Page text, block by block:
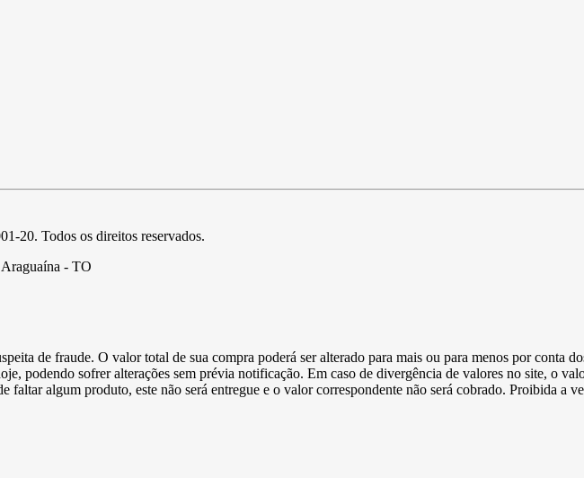
20. Todos os direitos reservados.
- TO
de fraude. O valor total de sua compra poderá ser alterado para mais ou para menos por conta
podendo sofrer alterações sem prévia notificação. Em caso de divergência de valores no site, o
faltar algum produto, este não será entregue e o valor correspondente não será cobrado. Proibida a